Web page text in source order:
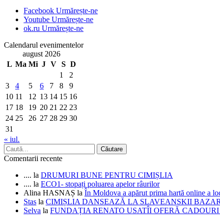
Facebook Urmărește-ne
Youtube Urmărește-ne
ok.ru Urmărește-ne
Calendarul evenimentelor
august 2026
L Ma Mi J V S D
1
2
3
4 5 6 7 8
9
10 11 12 13 14 15 16
17 18 19 20 21 22 23
24 25 26 27 28 29 30
31
« iul.
Comentarii recente
.... la DRUMURI BUNE PENTRU CIMIȘLIA
.... la ECO1- stopați poluarea apelor râurilor
Alina HASNAȘ la În Moldova a apărut prima hartă online a
Stas la CIMIȘLIA DANSEAZĂ LA SLAVEANSKII
Selva la FUNDAȚIA RENATO USATÎI OFERĂ